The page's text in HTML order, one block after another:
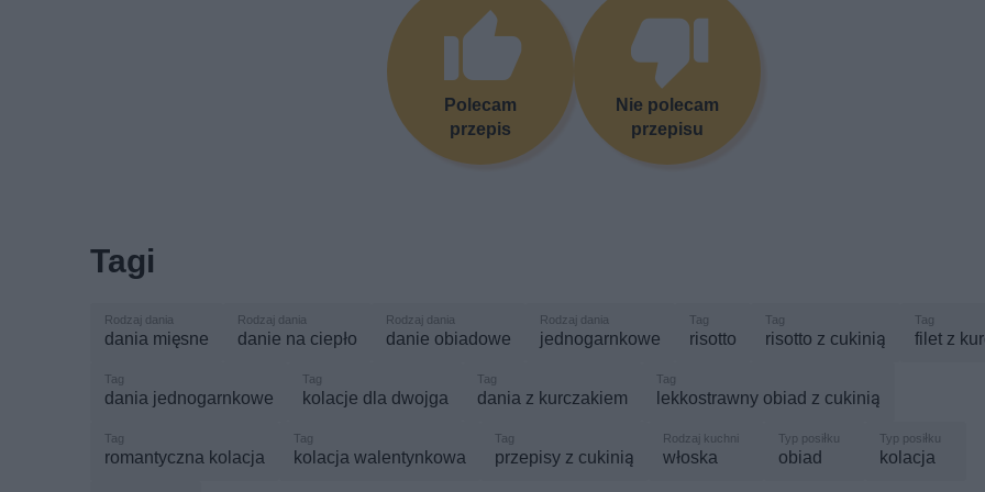
Polecam
przepis
Nie polecam
przepisu
Tagi
dania mięsne danie na ciepło danie obiadowe jednogarnkowe risotto risotto z cukinią filet z
dania jednogarnkowe kolacje dla dwojga dania z kurczakiem lekkostrawny obiad z cukinią
romantyczna kolacja kolacja walentynkowa przepisy z cukinią włoska obiad kolacja